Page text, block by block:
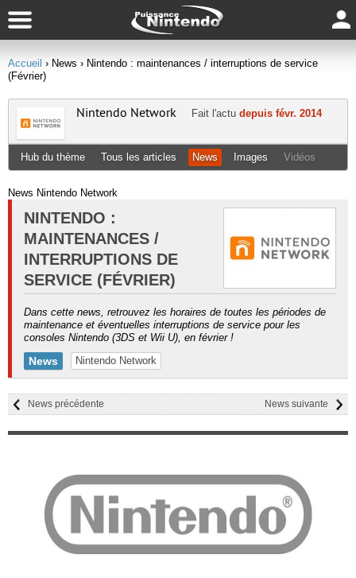
Accueil › News › Nintendo : maintenances / interruptions de service
(Février)
Nintendo Network Fait l'actu depuis févr. 2014
Hub du thème Tous les articles News Images Vidéos
News Nintendo Network
NINTENDO :
MAINTENANCES /
INTERRUPTIONS DE
SERVICE (FÉVRIER)
Dans cette news, retrouvez les horaires de toutes les périodes de
maintenance et éventuelles interruptions de service pour les
consoles Nintendo (3DS et Wii U), en février !
News Nintendo Network
News suivante
News précédente